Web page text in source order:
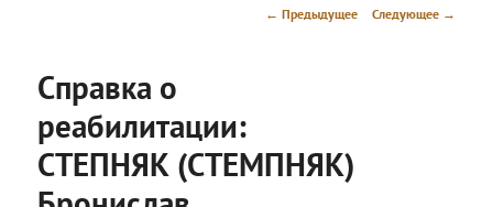
Навигация
← Предыдущее Следующее →
Справка о
реабилитации:
СТЕПНЯК (СТЕМПНЯК)